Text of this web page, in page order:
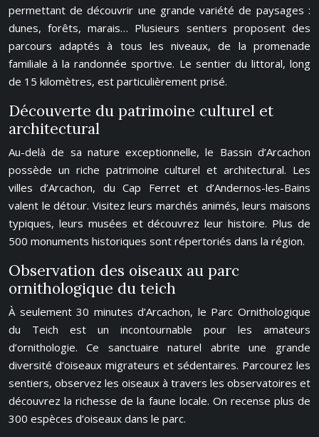
permettant de découvrir une grande variété de paysages :
dunes, forêts, marais… Plusieurs sentiers proposent des
parcours adaptés à tous les niveaux, de la promenade
familiale à la randonnée sportive. Le sentier du littoral, long
de 15 kilomètres, est particulièrement prisé.
Découverte du patrimoine culturel et
architectural
Au-delà de sa nature exceptionnelle, le Bassin d’Arcachon
possède un riche patrimoine culturel et architectural. Les
villes d’Arcachon, du Cap Ferret et d’Andernos-les-Bains
valent le détour. Visitez leurs marchés animés, leurs maisons
typiques, leurs musées et découvrez leur histoire. Plus de
500 monuments historiques sont répertoriés dans la région.
Observation des oiseaux au parc
ornithologique du teich
À seulement 30 minutes d’Arcachon, le Parc Ornithologique
du Teich est un incontournable pour les amateurs
d’ornithologie. Ce sanctuaire naturel abrite une grande
diversité d’oiseaux migrateurs et sédentaires. Parcourez les
sentiers, observez les oiseaux à travers les observatoires et
découvrez la richesse de la faune locale. On recense plus de
300 espèces d’oiseaux dans le parc.